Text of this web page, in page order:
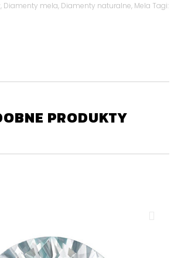
, Diamenty mela, Diamenty naturalne, Mela Tagi:
PRODUKTY